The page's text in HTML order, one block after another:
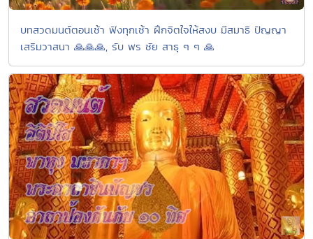
บทสวดมนต์ตอนเช้า ฟังทุกเช้า ฝึกจิตใจให้สงบ มีสมาธิ ปัญญา
เสริมวาสนา 🙏🙏🙏, รับ พร ชัย สาธุ ๆ ๆ 🙏